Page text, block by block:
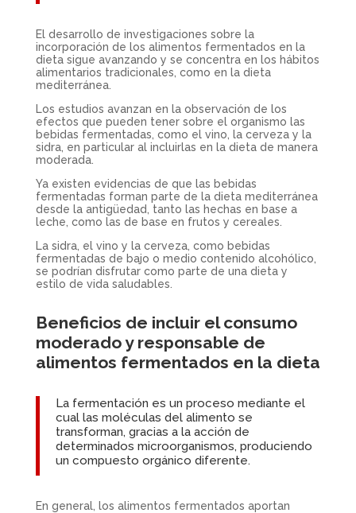
El desarrollo de investigaciones sobre la
incorporación de los alimentos fermentados en la
dieta sigue avanzando y se concentra en los hábitos
alimentarios tradicionales, como en la dieta
mediterránea.
Los estudios avanzan en la observación de los
efectos que pueden tener sobre el organismo las
bebidas fermentadas, como el vino, la cerveza y la
sidra, en particular al incluirlas en la dieta de manera
moderada.
Ya existen evidencias de que las bebidas
fermentadas forman parte de la dieta mediterránea
desde la antigüedad, tanto las hechas en base a
leche, como las de base en frutos y cereales.
La sidra, el vino y la cerveza, como bebidas
fermentadas de bajo o medio contenido alcohólico,
se podrían disfrutar como parte de una dieta y
estilo de vida saludables.
Beneficios de incluir el consumo
moderado y responsable de
alimentos fermentados en la dieta
La fermentación es un proceso mediante el
cual las moléculas del alimento se
transforman, gracias a la acción de
determinados microorganismos, produciendo
un compuesto orgánico diferente.
En general, los alimentos fermentados aportan